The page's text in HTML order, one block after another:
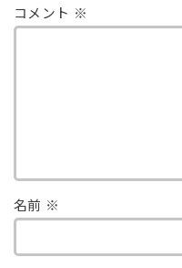
コメント ※
名前 ※